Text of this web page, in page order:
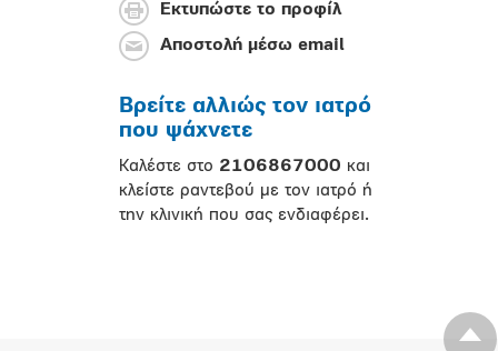
Εκτυπώστε το προφίλ
Αποστολή μέσω email
Βρείτε αλλιώς τον ιατρό
που ψάχνετε
Καλέστε στο 2106867000 και
κλείστε ραντεβού με τον ιατρό ή
την κλινική που σας ενδιαφέρει.